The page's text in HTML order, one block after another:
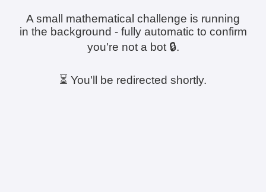
A small mathematical challenge is running
in the background - fully automatic to confirm
you're not a bot 🔒.
⏳ You'll be redirected shortly.